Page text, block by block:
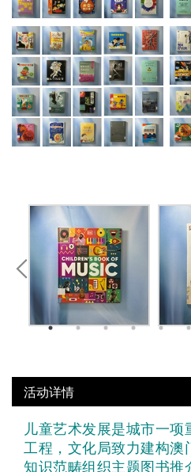
活动详情
儿童艺术发展是城市一
工程，文化局致力建构澳
知识范畴组织主题图书推